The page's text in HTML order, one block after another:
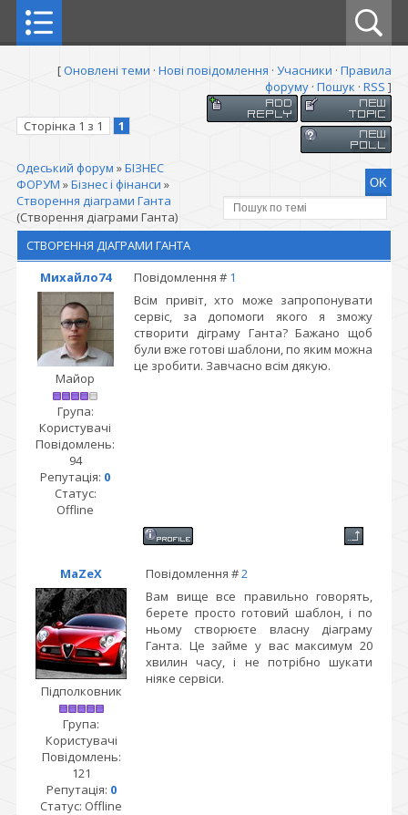
[Оновлені теми · Нові повідомлення · Учасники · Правила
форуму · Пошук · RSS ]
Сторінка 1 з 1 1
Одеський форум »БІЗНЕС
ФОРУМ »Бізнес і фінанси »
Створення діаграми Ганта
(Створення діаграми Ганта)
СТВОРЕННЯ ДІАГРАМИ ГАНТА
Михайло74
Повідомлення # 1
Майор
Група:
Користувачі
Повідомлень:
94
Репутація: 0
Статус:
Offline
Всім привіт, хто може запропонувати
сервіс, за допомоги якого я зможу
створити діграму Ганта? Бажано щоб
були вже готові шаблони, по яким можна
це зробити. Завчасно всім дякую.
MaZeX Повідомлення #2
Підполковник
Група:
Користувачі
Повідомлень:
121
Репутація: 0
Статус: Offline
Вам вище все правильно говорять,
берете просто готовий шаблон, і по
ньому створюєте власну діаграму
Ганта. Це займе у вас максимум 20
хвилин часу, і не потрібно шукати
ніяке сервіси.